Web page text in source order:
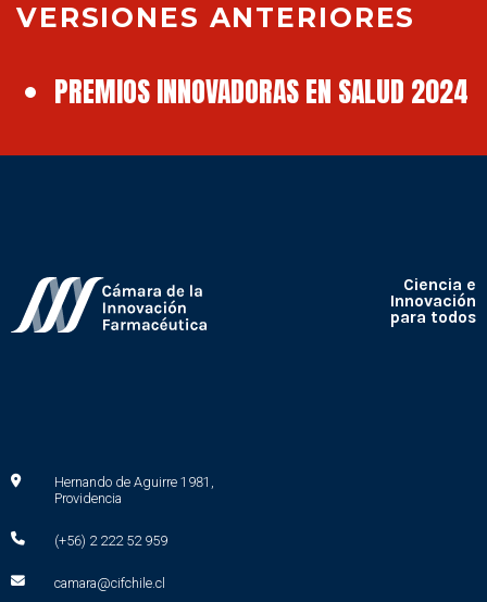
VERSIONES ANTERIORES
PREMIOS INNOVADORAS EN SALUD 2024
Ciencia e
Innovación
para todos
Hernando de Aguirre 1981,
Providencia
(+56) 2 222 52 959
camara@cifchile.cl